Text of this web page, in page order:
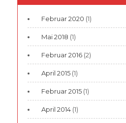
Februar 2020 (1)
Mai 2018 (1)
Februar 2016 (2)
April 2015 (1)
Februar 2015 (1)
April 2014 (1)